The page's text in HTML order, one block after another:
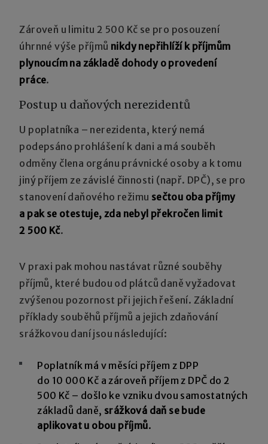
Zároveň u limitu 2 500 Kč se pro posouzení
úhrnné výše příjmů nikdy nepřihlíží k příjmům
plynoucím na základě dohody o provedení
práce.
Postup u daňových nerezidentů
U poplatníka – nerezidenta, který nemá
podepsáno prohlášení k dani a má souběh
odměny člena orgánu právnické osoby a k tomu
jiný příjem ze závislé činnosti (např. DPČ), se pro
stanovení daňového režimu sečtou oba příjmy
a pak se otestuje, zda nebyl překročen limit
2 500 Kč.
V praxi pak mohou nastávat různé souběhy
příjmů, které budou od plátců daně vyžadovat
zvýšenou pozornost při jejich řešení. Základní
příklady souběhů příjmů a jejich zdaňování
srážkovou daní jsou následující:
Poplatník má v měsíci příjem z DPP
do 10 000 Kč a zároveň příjem z DPČ do 2
500 Kč – došlo ke vzniku dvou samostatných
základů daně, srážková daň se bude
aplikovat u obou příjmů.